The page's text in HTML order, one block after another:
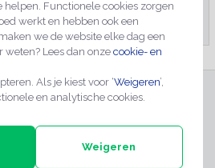
helpen. Functionele cookies zorgen
werkt en hebben ook een
we de website elke dag een
weten? Lees dan onze cookie- en
Als je kiest voor ‘Weigeren’,
en analytische cookies.
Weigeren